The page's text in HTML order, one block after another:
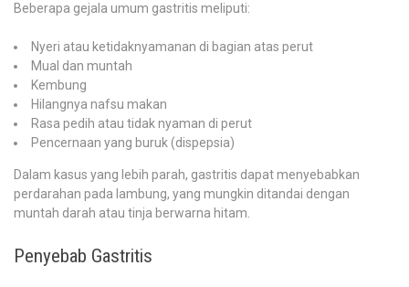
Beberapa gejala umum gastritis meliputi:
Nyeri atau ketidaknyamanan di bagian atas perut
Mual dan muntah
Kembung
Hilangnya nafsu makan
Rasa pedih atau tidak nyaman di perut
Pencernaan yang buruk (dispepsia)
Dalam kasus yang lebih parah, gastritis dapat menyebabkan
perdarahan pada lambung, yang mungkin ditandai dengan
muntah darah atau tinja berwarna hitam.
Penyebab Gastritis